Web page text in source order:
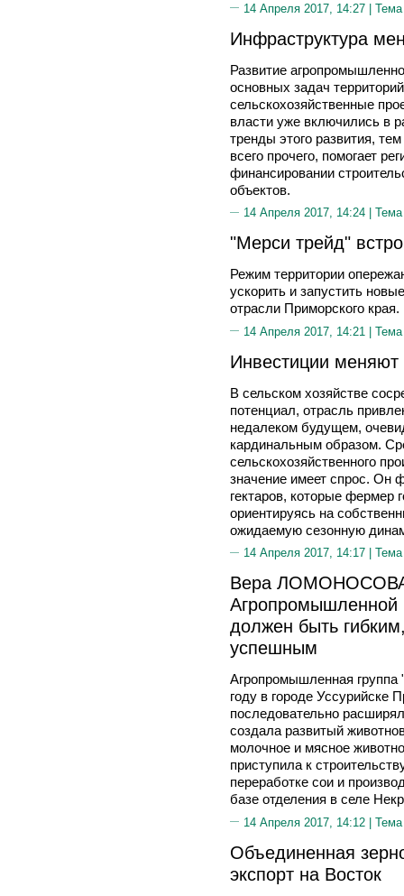
14 Апреля 2017, 14:27 |
Инфраструктура
Развитие
основных задач
сельскохозяйственные
власти уже включились в
тренды этого развития,
всего прочего, помогает
финансировании
объектов.
14 Апреля 2017, 14:24 |
"Мерси трейд"
Режим территории
ускорить и запустить
отрасли Приморского края.
14 Апреля 2017, 14:21 |
Инвестиции меняют
В сельском хозяйстве
потенциал, отрасль
недалеком будущем,
кардинальным образом.
сельскохозяйственного
значение имеет спрос. Он
гектаров, которые фермер
ориентируясь на
ожидаемую сезонную
14 Апреля 2017, 14:17 |
Вера
Агропромышленной
должен быть
успешным
Агропромышленная группа
году в городе Уссурийске
последовательно
создала развитый
молочное и мясное
приступила к
переработке сои и
базе отделения в селе
14 Апреля 2017, 14:12 |
Объединенная
экспорт на Восток